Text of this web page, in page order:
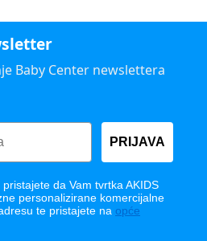
Baby Center newslettera
PRIJAVA
da Vam tvrtka AKIDS
personalizirane komercijalne
te pristajete na opće